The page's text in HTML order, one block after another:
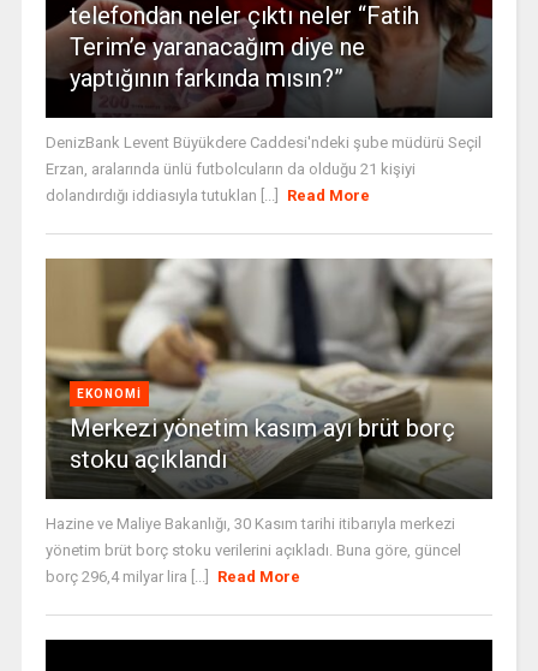
telefondan neler çıktı neler “Fatih
Terim’e yaranacağım diye ne
yaptığının farkında mısın?”
DenizBank Levent Büyükdere Caddesi'ndeki şube müdürü Seçil
Erzan, aralarında ünlü futbolcuların da olduğu 21 kişiyi
dolandırdığı iddiasıyla tutuklan [...]
Read More
EKONOMI
Merkezi yönetim kasım ayı brüt borç
stoku açıklandı
Hazine ve Maliye Bakanlığı, 30 Kasım tarihi itibarıyla merkezi
yönetim brüt borç stoku verilerini açıkladı. Buna göre, güncel
borç 296,4 milyar lira [...]
Read More